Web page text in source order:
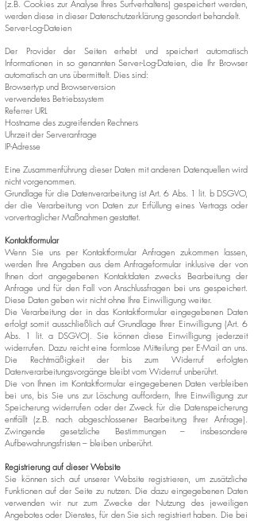
(z.B. Cookies zur Analyse Ihres Surfverhaltens) gespeichert werden,
werden diese in dieser Datenschutzerklärung gesondert behandelt.
Server-Log-Dateien
Der Provider der Seiten erhebt und speichert automatisch
Informationen in so genannten Server-Log-Dateien, die Ihr Browser
automatisch an uns übermittelt. Dies sind:
Browsertyp und Browserversion
verwendetes Betriebssystem
Referrer URL
Hostname des zugreifenden Rechners
Uhrzeit der Serveranfrage
IP-Adresse
Eine Zusammenführung dieser Daten mit anderen Datenquellen wird
nicht vorgenommen.
Grundlage für die Datenverarbeitung ist Art. 6 Abs. 1 lit. b DSGVO,
der die Verarbeitung von Daten zur Erfüllung eines Vertrags oder
vorvertraglicher Maßnahmen gestattet.
Kontaktformular
Wenn Sie uns per Kontaktformular Anfragen zukommen lassen,
werden Ihre Angaben aus dem Anfrageformular inklusive der von
Ihnen dort angegebenen Kontaktdaten zwecks Bearbeitung der
Anfrage und für den Fall von Anschlussfragen bei uns gespeichert.
Diese Daten geben wir nicht ohne Ihre Einwilligung weiter.
Die Verarbeitung der in das Kontaktformular eingegebenen Daten
erfolgt somit ausschließlich auf Grundlage Ihrer Einwilligung (Art. 6
Abs. 1 lit. a DSGVO). Sie können diese Einwilligung jederzeit
widerrufen. Dazu reicht eine formlose Mitteilung per E-Mail an uns.
Die Rechtmäßigkeit der bis zum Widerruf erfolgten
Datenverarbeitungsvorgänge bleibt vom Widerruf unberührt.
Die von Ihnen im Kontaktformular eingegebenen Daten verbleiben
bei uns, bis Sie uns zur Löschung auffordern, Ihre Einwilligung zur
Speicherung widerrufen oder der Zweck für die Datenspeicherung
entfällt (z.B. nach abgeschlossener Bearbeitung Ihrer Anfrage).
Zwingende gesetzliche Bestimmungen – insbesondere
Aufbewahrungsfristen – bleiben unberührt.
Registrierung auf dieser Website
Sie können sich auf unserer Website registrieren, um zusätzliche
Funktionen auf der Seite zu nutzen. Die dazu eingegebenen Daten
verwenden wir nur zum Zwecke der Nutzung des jeweiligen
Angebotes oder Dienstes, für den Sie sich registriert haben. Die bei